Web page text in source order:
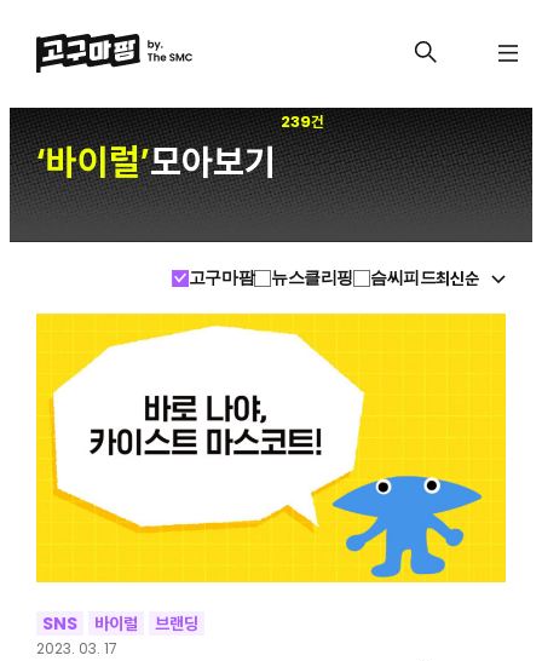
‘바이럴’모아보기
239건
고구마팜 뉴스클리핑 슴씨피드최신순
SNS 바이럴 브랜딩
2023. 03. 17